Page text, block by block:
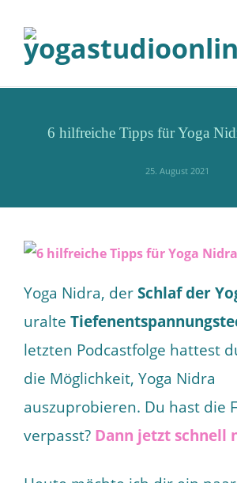
6 hilfreiche Tipps für Yoga
25. August 2021
Yoga Nidra, derSchlaf der
uralte
letzten Podcastfolge hattest
die Möglichkeit, Yoga Nidra
auszuprobieren. Du hast die
verpasst? Dann jetzt schnell